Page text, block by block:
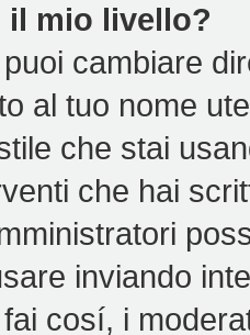
il mio livello?
cambiare
al tuo nome
che stai
che hai
inviando
cosí, i